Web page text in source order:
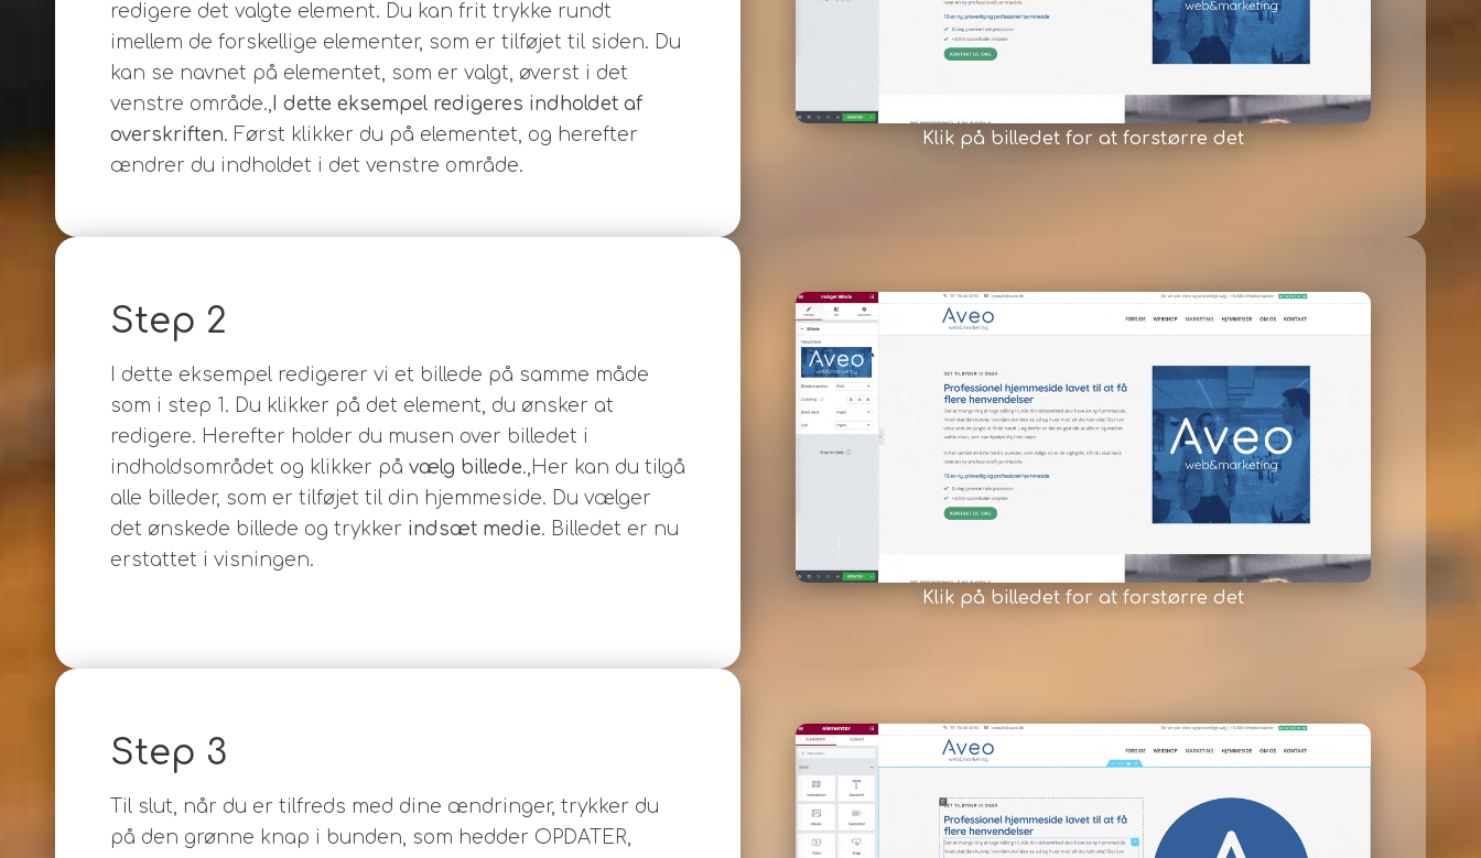
redigere det valgte element. Du kan frit trykke rundt
imellem de forskellige elementer, som er tilføjet til siden. Du
kan se navnet på elementet, som er valgt, øverst i det
venstre område., I dette eksempel redigeres indholdet af
overskriften. Først klikker du på elementet, og herefter
ændrer du indholdet i det venstre område.
Klik på billedet for at forstørre det
Step 2
I dette eksempel redigerer vi et billede på samme måde
som i step 1. Du klikker på det element, du ønsker at
redigere. Herefter holder du musen over billedet i
indholdsområdet og klikker på vælg billede.,Her kan du tilgå
alle billeder, som er tilføjet til din hjemmeside. Du vælger
det ønskede billede og trykker indsæt medie. Billedet er nu
erstattet i visningen.
Klik på billedet for at forstørre det
Step 3
Til slut, når du er tilfreds med dine ændringer, trykker du
på den grønne knap i bunden, som hedder OPDATER,